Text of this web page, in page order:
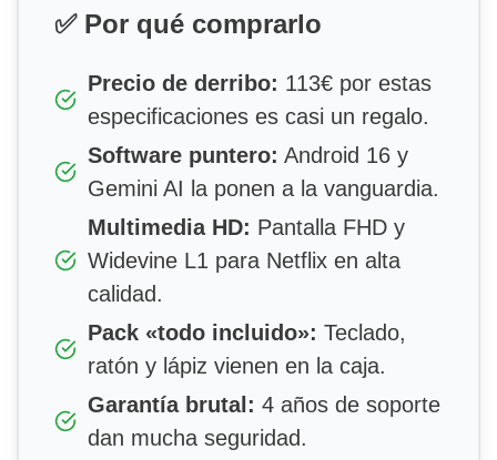
✅ Por qué comprarlo
Precio de derribo: 113€ por estas
especificaciones es casi un regalo.
Software puntero: Android 16 y
Gemini AI la ponen a la vanguardia.
Multimedia HD: Pantalla FHD y
Widevine L1 para Netflix en alta
calidad.
Pack «todo incluido»: Teclado,
ratón y lápiz vienen en la caja.
Garantía brutal: 4 años de soporte
dan mucha seguridad.